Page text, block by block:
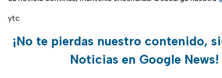
ytc
¡No te pierdas nuestro contenido,
Noticias en Google News!